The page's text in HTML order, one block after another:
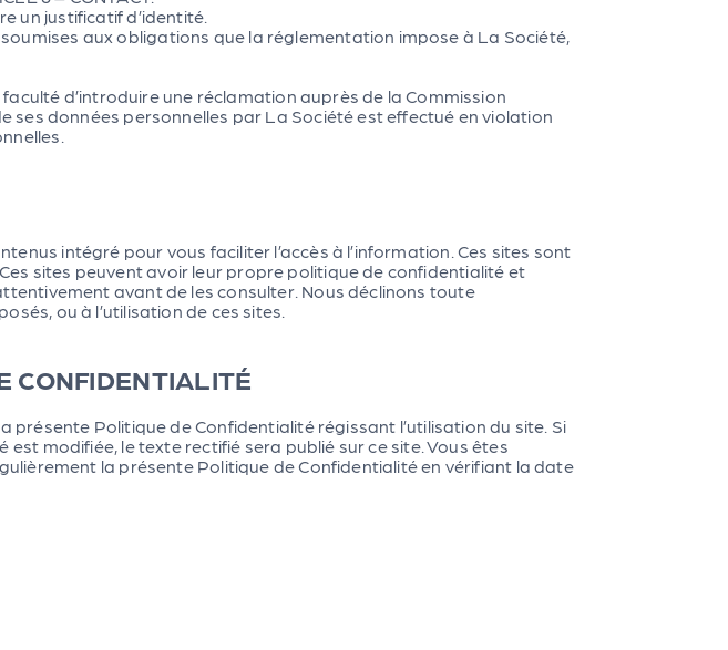
un justificatif d’identité.
aux obligations que la réglementation impose à La Société,
d’introduire une réclamation auprès de la Commission
ses données personnelles par La Société est effectué en violation
intégré pour vous faciliter l’accès à l’information. Ces sites sont
sites peuvent avoir leur propre politique de confidentialité et
avant de les consulter. Nous déclinons toute
ou à l’utilisation de ces sites.
CONFIDENTIALITÉ
Politique de Confidentialité régissant l’utilisation du site. Si
modifiée, le texte rectifié sera publié sur ce site. Vous êtes
la présente Politique de Confidentialité en vérifiant la date